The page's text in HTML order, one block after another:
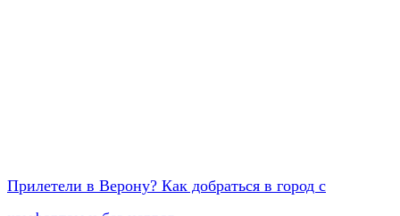
Прилетели в Верону? Как добраться в город с